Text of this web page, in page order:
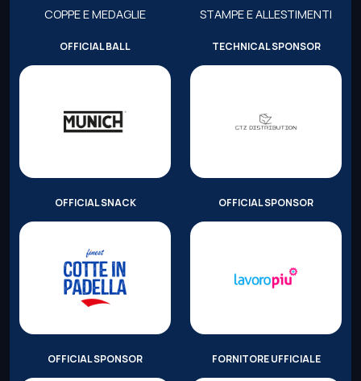
COPPE E MEDAGLIE STAMPE E ALLESTIMENTI
OFFICIAL BALL TECHNICAL SPONSOR
OFFICIAL SNACK OFFICIAL SPONSOR
OFFICIAL SPONSOR FORNITORE UFFICIALE